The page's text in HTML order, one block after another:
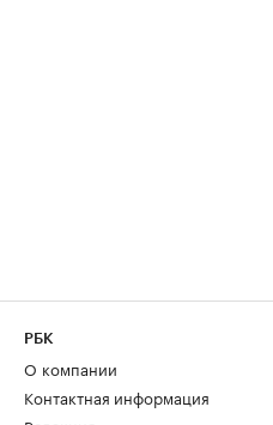
РБК
О компании
Контактная информация